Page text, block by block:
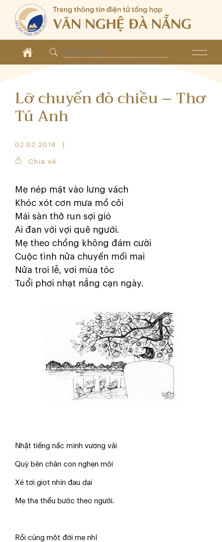
Lỡ chuyến đò chiều – Thơ
Tú Anh
02.02.2018
Chia sẻ
Mẹ nép mặt vào lưng vách
Khóc xót cơn mưa mồ côi
Mái sàn thở run sợi gió
Ai đan vời vợi quê người.
Mẹ theo chồng không đám cưới
Cuộc tình nửa chuyến mối mai
Nửa troi lễ, vơi mùa tóc
Tuổi phơi nhạt nắng cạn ngày.
Nhặt tiếng nấc mình vương vãi
Quỳ bên chân con nghẹn môi
Xé tơi giọt nhìn đau dại
Mẹ tha thểu bước theo người.
Rồi cũng một đời mẹ nhỉ